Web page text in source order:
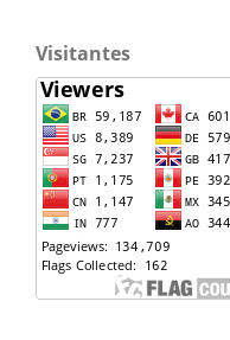
Visitantes